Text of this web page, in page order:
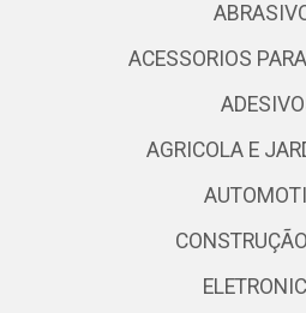
ACESSORIOS
AGRICOLA E